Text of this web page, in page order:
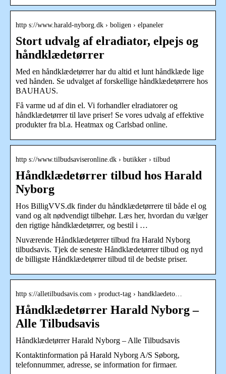
http s://www.harald-nyborg.dk › boligen › elpaneler
Stort udvalg af elradiator, elpejs og
håndklædetørrer
Med en håndklædetørrer har du altid et lunt håndklæde lige
ved hånden. Se udvalget af forskellige håndklædetørrere hos
BAUHAUS.
Få varme ud af din el. Vi forhandler elradiatorer og
håndklædetørrer til lave priser! Se vores udvalg af effektive
produkter fra bl.a. Heatmax og Carlsbad online.
http s://www.tilbudsaviseronline.dk › butikker › tilbud
Håndklædetørrer tilbud hos Harald
Nyborg
Hos BilligVVS.dk finder du håndklædetørrere til både el og
vand og alt nødvendigt tilbehør. Læs her, hvordan du vælger
den rigtige håndklædetørrer, og bestil i …
Nuværende Håndklædetørrer tilbud fra Harald Nyborg
tilbudsavis. Tjek de seneste Håndklædetørrer tilbud og nyd
de billigste Håndklædetørrer tilbud til de bedste priser.
http s://alletilbudsavis.com › product-tag › handklaedeto…
Håndklædetørrer Harald Nyborg –
Alle Tilbudsavis
Håndklædetørrer Harald Nyborg – Alle Tilbudsavis
Kontaktinformation på Harald Nyborg A/S Søborg,
telefonnummer, adresse, se information for firmaer.